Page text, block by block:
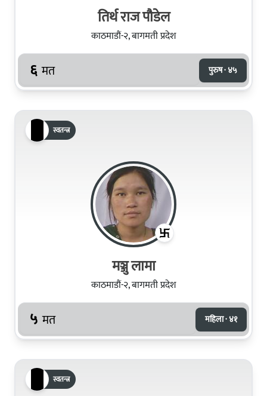
तिर्थ राज पौडेल
काठमाडौं-२, बागमती प्रदेश
६ मत पुरुष · ४५
स्वतन्त्र
मञ्जु लामा
काठमाडौं-२, बागमती प्रदेश
५ मत महिला · ४१
स्वतन्त्र